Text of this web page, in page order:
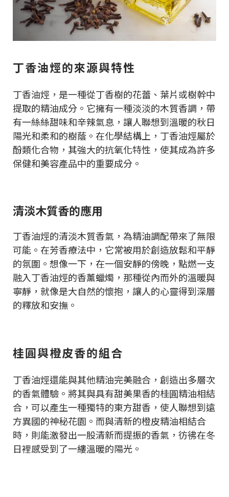
丁香油烴的來源與特性
丁香油烴，是一種從丁香樹的花蕾、葉片或樹幹中
提取的精油成分。它擁有一種淡淡的木質香調，帶
有一絲絲甜味和辛辣氣息，讓人聯想到溫暖的秋日
陽光和柔和的樹蔭。在化學結構上，丁香油烴屬於
酚類化合物，其強大的抗氧化特性，使其成為許多
保健和美容產品中的重要成分。
清淡木質香的應用
丁香油烴的清淡木質香氣，為精油調配帶來了無限
可能。在芳香療法中，它常被用於創造放鬆和平靜
的氛圍。想像一下，在一個安靜的傍晚，點燃一支
融入丁香油烴的香薰蠟燭，那種從內而外的溫暖與
寧靜，就像是大自然的懷抱，讓人的心靈得到深層
的釋放和安撫。
桂圓與橙皮香的組合
丁香油烴還能與其他精油完美融合，創造出多層次
的香氣體驗。將其與具有甜美果香的桂圓精油相結
合，可以產生一種獨特的東方甜香，使人聯想到遠
方異國的神秘花園。而與清新的橙皮精油相結合
時，則能激發出一股清新而提振的香氣，彷彿在冬
日裡感受到了一縷溫暖的陽光。